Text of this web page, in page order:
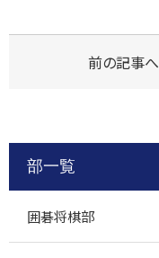
前の記事へ
部一覧
囲碁将棋部